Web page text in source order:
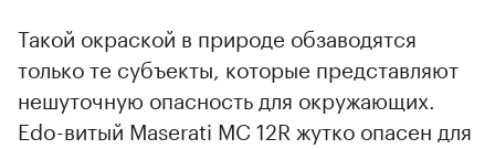
Такой окраской в природе обзаводятся
только те субъекты, которые представляют
нешуточную опасность для окружающих.
Edo-витый Maserati MC 12R жутко опасен для